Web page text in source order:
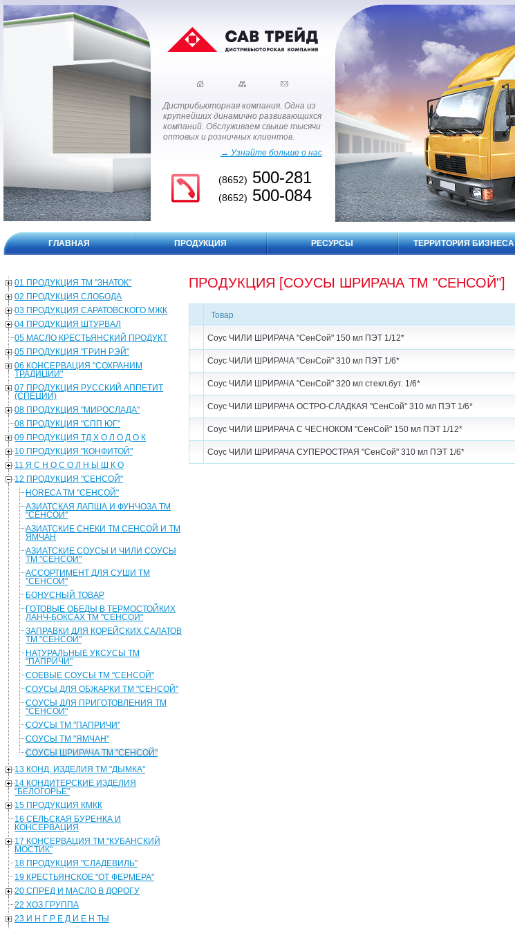
Дистрибьюторная компания. Одна из
крупнейших динамично развивающихся
компаний. Обслуживаем свыше тысячи
оптовых и розничных клиентов.
→ Узнайте больше о нас
(8652) 500-281
(8652) 500-084
ГЛАВНАЯ ПРОДУКЦИЯ РЕСУРСЫ ТЕРРИТОРИЯ БИЗНЕСА
01 ПРОДУКЦИЯ ТМ "ЗНАТОК"
02 ПРОДУКЦИЯ СЛОБОДА
03 ПРОДУКЦИЯ САРАТОВСКОГО МЖК
04 ПРОДУКЦИЯ ШТУРВАЛ
05 МАСЛО КРЕСТЬЯНСКИЙ ПРОДУКТ
05 ПРОДУКЦИЯ "ГРИН РЭЙ"
06 КОНСЕРВАЦИЯ "СОХРАНИМ
ТРАДИЦИИ"
07 ПРОДУКЦИЯ РУССКИЙ АППЕТИТ
(СПЕЦИИ)
08 ПРОДУКЦИЯ "МИРОСЛАДА"
08 ПРОДУКЦИЯ "СПП ЮГ"
09 ПРОДУКЦИЯ ТД Х О Л О Д О К
10 ПРОДУКЦИЯ "КОНФИТОЙ"
11 Я С Н О С О Л Н Ы Ш К О
12 ПРОДУКЦИЯ "СЕНСОЙ"
HORECA ТМ "СЕНСОЙ"
АЗИАТСКАЯ ЛАПША И ФУНЧОЗА ТМ
"СЕНСОЙ"
АЗИАТСКИЕ СНЕКИ ТМ СЕНСОЙ И ТМ
ЯМЧАН
АЗИАТСКИЕ СОУСЫ И ЧИЛИ СОУСЫ
ТМ "СЕНСОЙ"
АССОРТИМЕНТ ДЛЯ СУШИ ТМ
"СЕНСОЙ"
БОНУСНЫЙ ТОВАР
ГОТОВЫЕ ОБЕДЫ В ТЕРМОСТОЙКИХ
ЛАНЧ-БОКСАХ ТМ "СЕНСОЙ"
ЗАПРАВКИ ДЛЯ КОРЕЙСКИХ САЛАТОВ
ТМ "СЕНСОЙ"
НАТУРАЛЬНЫЕ УКСУСЫ ТМ
"ПАПРИЧИ"
СОЕВЫЕ СОУСЫ ТМ "СЕНСОЙ"
СОУСЫ ДЛЯ ОБЖАРКИ ТМ "СЕНСОЙ"
СОУСЫ ДЛЯ ПРИГОТОВЛЕНИЯ ТМ
"СЕНСОЙ"
СОУСЫ ТМ "ПАПРИЧИ"
СОУСЫ ТМ "ЯМЧАН"
СОУСЫ ШРИРАЧА ТМ "СЕНСОЙ"
13 КОНД. ИЗДЕЛИЯ ТМ "ДЫМКА"
14 КОНДИТЕРСКИЕ ИЗДЕЛИЯ
"БЕЛОГОРЬЕ"
15 ПРОДУКЦИЯ КМКК
16 СЕЛЬСКАЯ БУРЕНКА И
КОНСЕРВАЦИЯ
17 КОНСЕРВАЦИЯ ТМ "КУБАНСКИЙ
МОСТИК"
18 ПРОДУКЦИЯ "СЛАДЕВИЛЬ"
19 КРЕСТЬЯНСКОЕ "ОТ ФЕРМЕРА"
20 СПРЕД И МАСЛО В ДОРОГУ
22 ХОЗ.ГРУППА
23 И Н Г Р Е Д И Е Н ТЫ
ПРОДУКЦИЯ [СОУСЫ ШРИРАЧА ТМ "СЕНСОЙ"]
Товар
Соус ЧИЛИ ШРИРАЧА "СенСой" 150 мл ПЭТ 1/12*
Соус ЧИЛИ ШРИРАЧА "СенСой" 310 мл ПЭТ 1/6*
Соус ЧИЛИ ШРИРАЧА "СенСой" 320 мл стекл.бут. 1/6*
Соус ЧИЛИ ШРИРАЧА ОСТРО-СЛАДКАЯ "СенСой" 310 мл ПЭТ 1/6*
Соус ЧИЛИ ШРИРАЧА С ЧЕСНОКОМ "СенСой" 150 мл ПЭТ 1/12*
Соус ЧИЛИ ШРИРАЧА СУПЕРОСТРАЯ "СенСой" 310 мл ПЭТ 1/6*